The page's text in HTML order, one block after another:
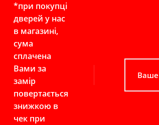
*при покупці
дверей у нас
в магазині,
сума
сплачена
Вами за
замір
повертається
знижкою в
чек при